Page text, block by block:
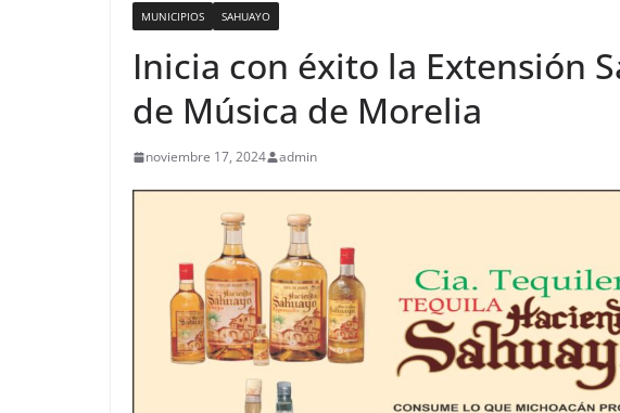
MUNICIPIOS SAHUAYO
Inicia con éxito la Extensión
de Música de Morelia
noviembre 17, 2024 admin